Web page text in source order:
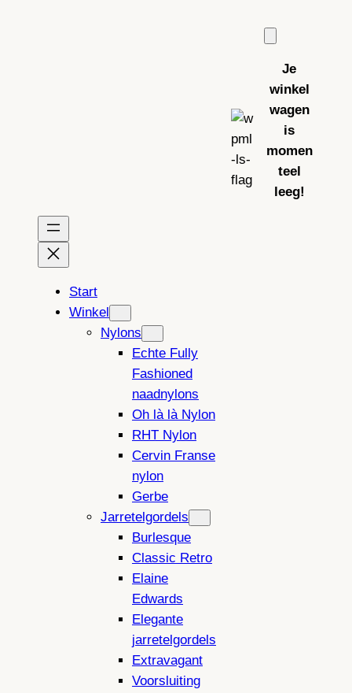
Je
winkel
wagen
is
momen
teel
leeg!
Start
Winkel
Nylons
Echte Fully
Fashioned
naadnylons
Oh là là Nylon
RHT Nylon
Cervin Franse
nylon
Gerbe
Jarretelgordels
Burlesque
Classic Retro
Elaine
Edwards
Elegante
jarretelgordels
Extravagant
Voorsluiting